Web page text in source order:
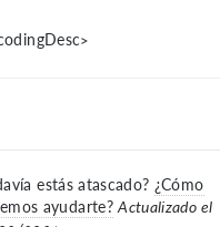
estás atascado? ¿Cómo
ayudarte? Actualizado el